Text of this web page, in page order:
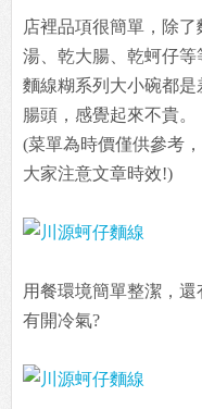
店裡品項很簡單，除
湯、乾大腸、乾蚵仔等
麵線糊系列大小碗都
腸頭，感覺起來不貴。
(菜單為時價僅供參考
大家注意文章時效!)
用餐環境簡單整潔，
有開冷氣?